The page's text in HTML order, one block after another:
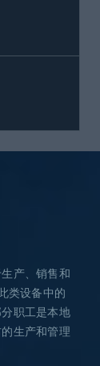
产、销售和
类设备中的
职工是本地
生产和管理